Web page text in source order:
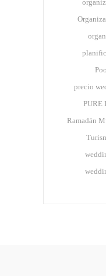
precio
PURE
Ramadán